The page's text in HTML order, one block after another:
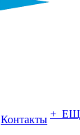
Контакты +